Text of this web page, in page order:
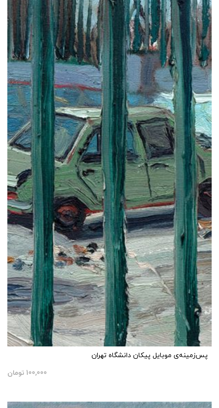
پس‌زمینه‌ی موبایل پیکان دانشگاه تهران
100,000 تومان